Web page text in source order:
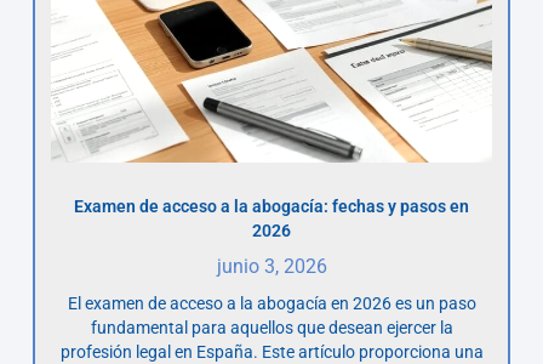
Examen de acceso a la abogacía: fechas y pasos en
2026
junio 3, 2026
El examen de acceso a la abogacía en 2026 es un paso
fundamental para aquellos que desean ejercer la
profesión legal en España. Este artículo proporciona una